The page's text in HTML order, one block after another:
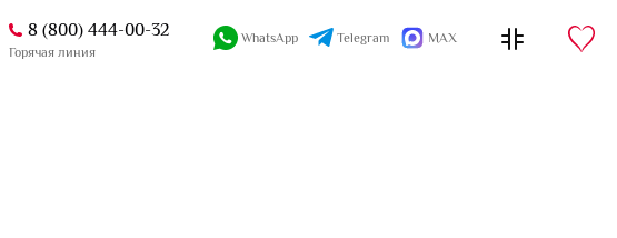
8 (800) 444-00-32
Горячая линия
WhatsApp Telegram MAX